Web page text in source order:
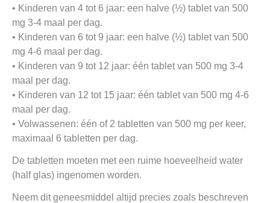
• Kinderen van 4 tot 6 jaar: een halve (½) tablet van 500
mg 3-4 maal per dag.
• Kinderen van 6 tot 9 jaar: een halve (½) tablet van 500
mg 4-6 maal per dag.
• Kinderen van 9 tot 12 jaar: één tablet van 500 mg 3-4
maal per dag.
• Kinderen van 12 tot 15 jaar: één tablet van 500 mg 4-6
maal per dag.
• Volwassenen: één of 2 tabletten van 500 mg per keer,
maximaal 6 tabletten per dag.
De tabletten moeten met een ruime hoeveelheid water
(half glas) ingenomen worden.
Neem dit geneesmiddel altijd precies zoals beschreven